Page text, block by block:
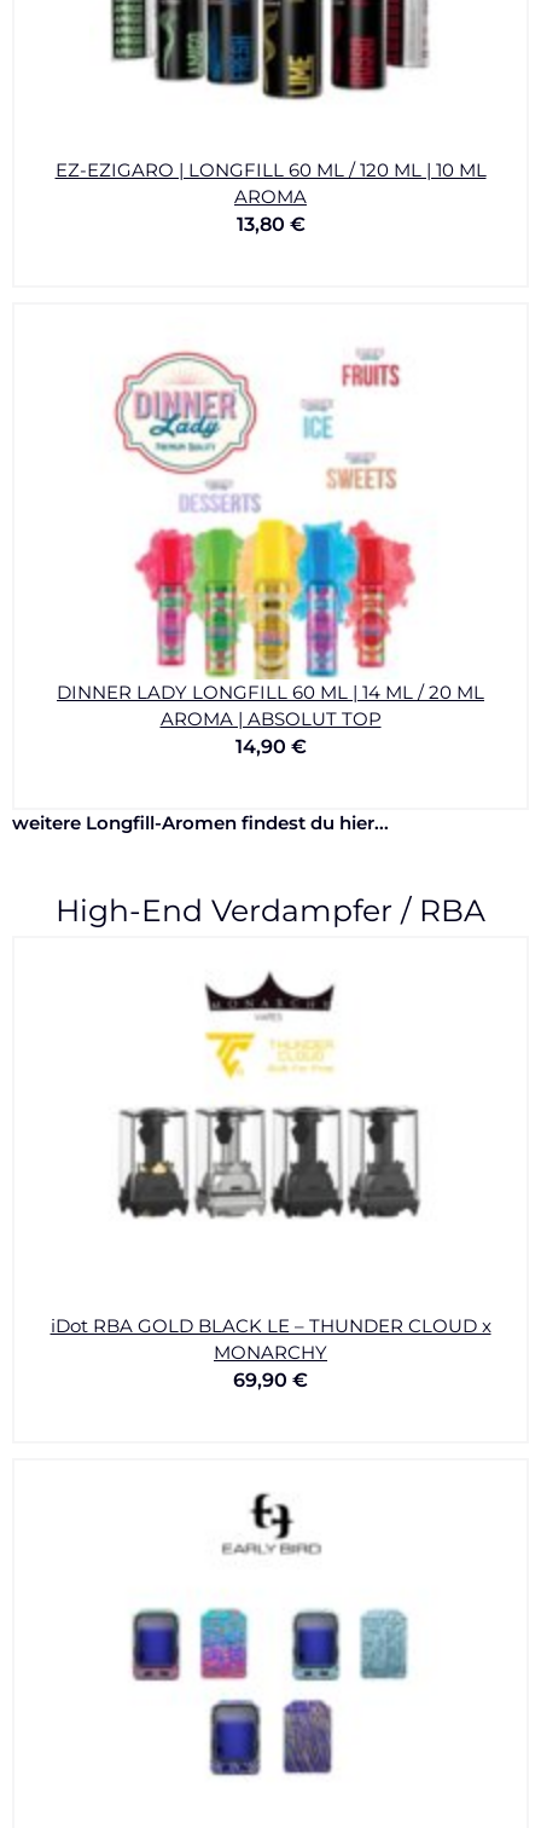
EZ-EZIGARO | LONGFILL 60 ML / 120 ML | 10 ML
AROMA
13,80 €
DINNER LADY LONGFILL 60 ML | 14 ML / 20 ML
AROMA | ABSOLUT TOP
14,90 €
weitere Longfill-Aromen findest du hier...
High-End Verdampfer / RBA
iDot RBA GOLD BLACK LE – THUNDER CLOUD x
MONARCHY
69,90 €